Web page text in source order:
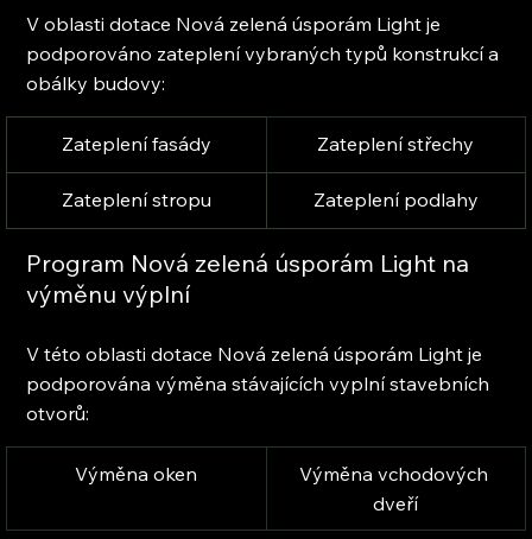
V oblasti dotace Nová zelená úsporám Light je
podporováno zateplení vybraných typů konstrukcí a
obálky budovy:
Zateplení fasády ​Zateplení střechy
​Zateplení stropu Zateplení podlahy
Program Nová zelená úsporám Light na
výměnu výplní
V této oblasti dotace Nová zelená úsporám Light je
podporována výměna stávajících vyplní stavebních
otvorů:
Výměna oken
Výměna vchodových
dveří